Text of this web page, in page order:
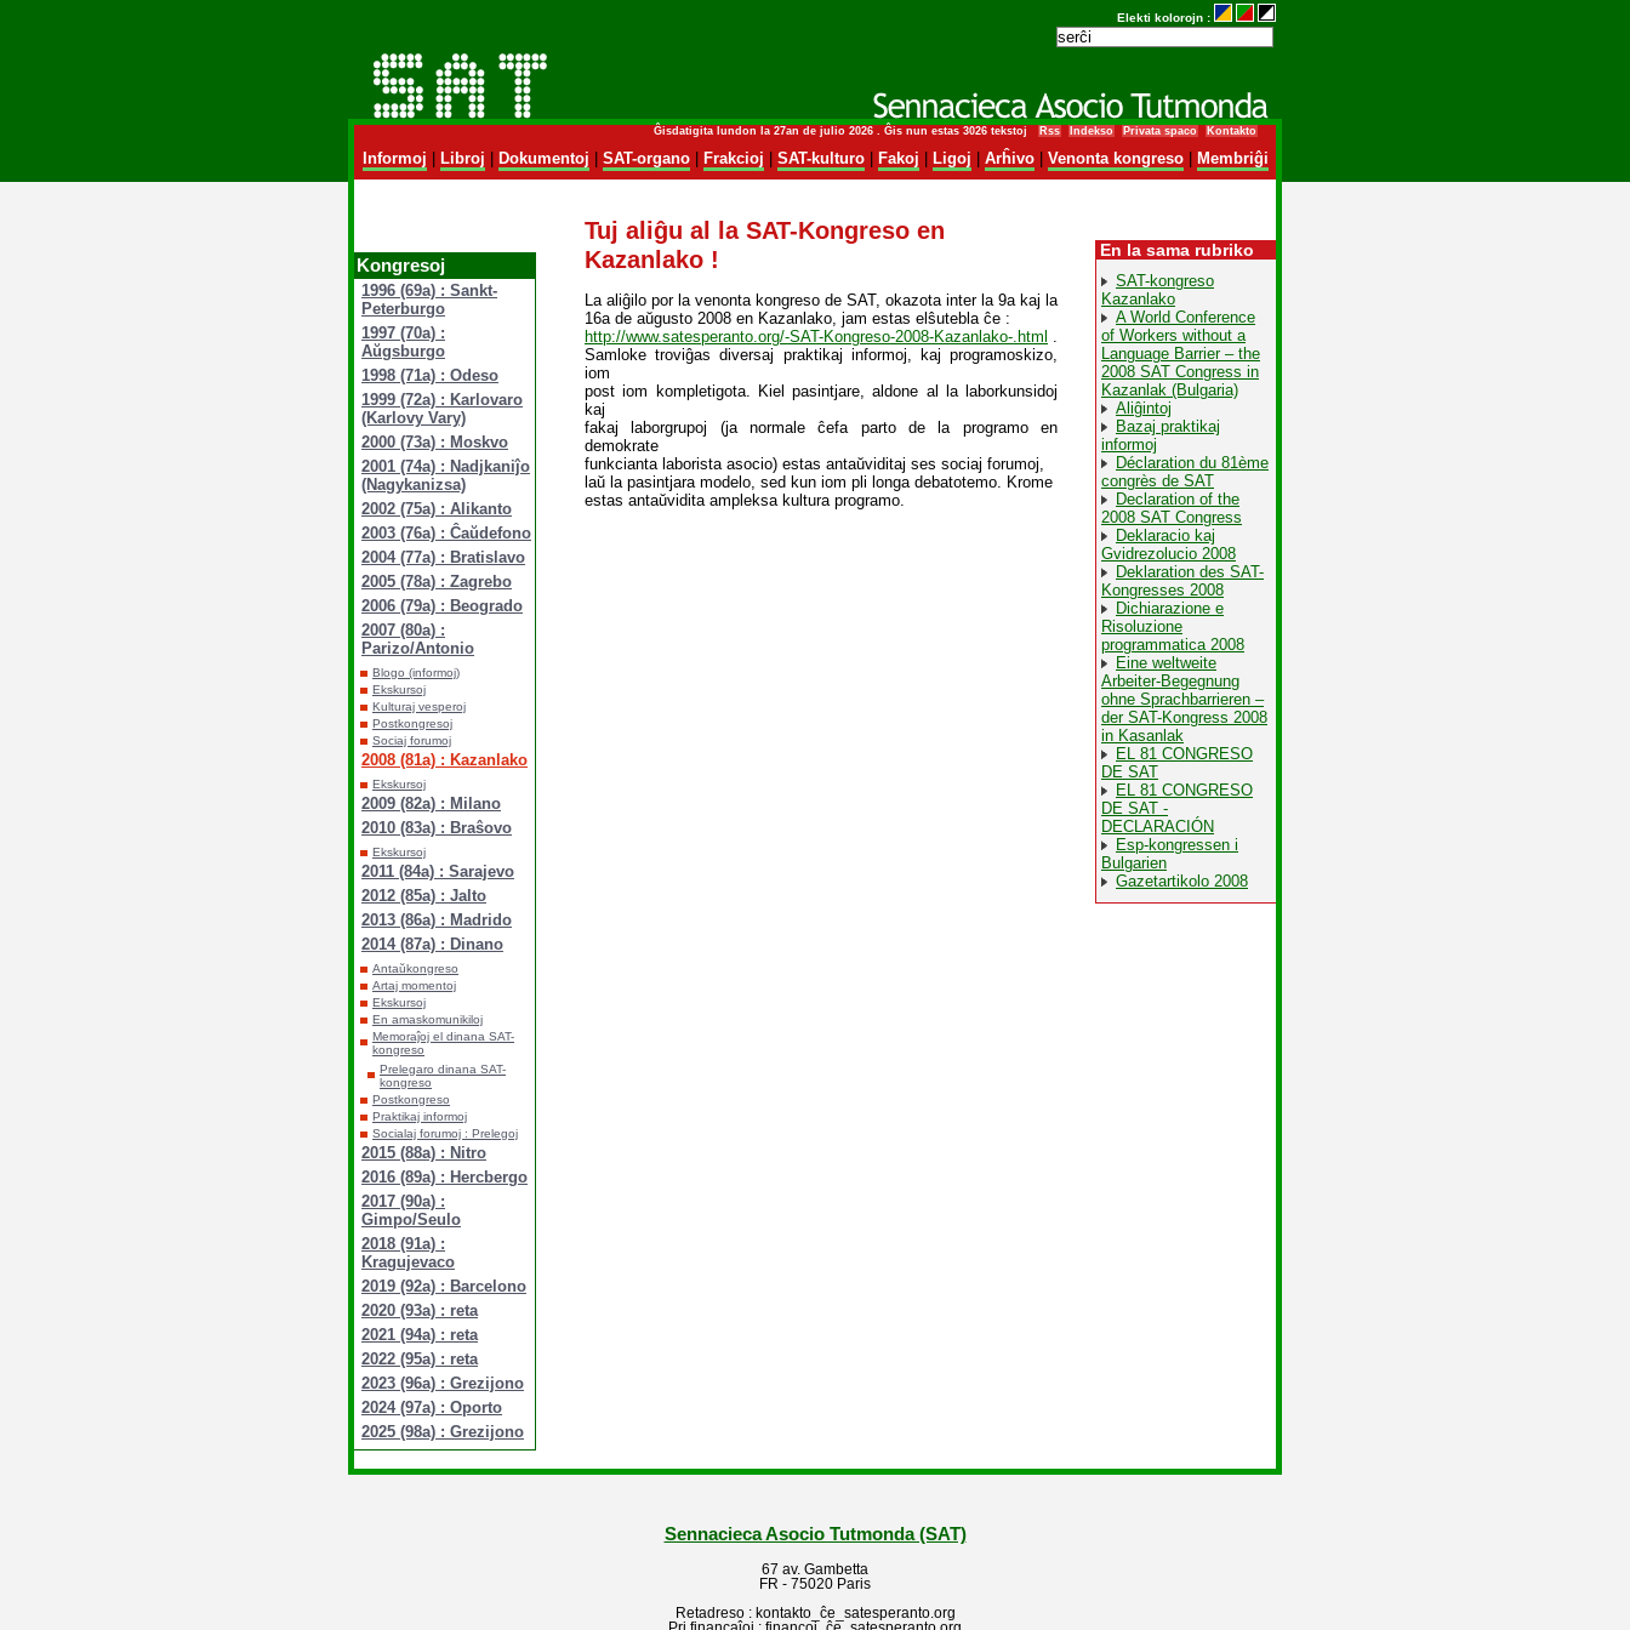
Elekti kolorojn :
Ĝisdatigita lundon la 27an de julio 2026 . Ĝis nun estas 3026 tekstoj Rss Indekso Privata spaco Kontakto
Informoj Libroj Dokumentoj SAT-organo| Frakcioj SAT-kulturo| Fakoj Ligoj Arĥivo| Venonta kongreso| Membriĝi
Kongresoj
1996 (69a) : Sankt-
Peterburgo
1997 (70a) :
Aŭgsburgo
1998 (71a) : Odeso
1999 (72a) : Karlovaro
(Karlovy Vary)
2000 (73a) : Moskvo
2001 (74a) : Nadjkaniĵo
(Nagykanizsa)
2002 (75a) : Alikanto
2003 (76a) : Ĉaŭdefono
2004 (77a) : Bratislavo
2005 (78a) : Zagrebo
2006 (79a) : Beogrado
2007 (80a) :
Parizo/Antonio
Blogo (informoj)
Ekskursoj
Kulturaj vesperoj
Postkongresoj
Sociaj forumoj
2008 (81a) : Kazanlako
Ekskursoj
2009 (82a) : Milano
2010 (83a) : Braŝovo
Ekskursoj
2011 (84a) : Sarajevo
2012 (85a) : Jalto
2013 (86a) : Madrido
2014 (87a) : Dinano
Antaŭkongreso
Artaj momentoj
Ekskursoj
En amaskomunikiloj
Memoraĵoj el dinana SAT-
kongreso
Prelegaro dinana SAT-
kongreso
Postkongreso
Praktikaj informoj
Socialaj forumoj : Prelegoj
2015 (88a) : Nitro
2016 (89a) : Hercbergo
2017 (90a) :
Gimpo/Seulo
2018 (91a) :
Kragujevaco
2019 (92a) : Barcelono
2020 (93a) : reta
2021 (94a) : reta
2022 (95a) : reta
2023 (96a) : Grezijono
2024 (97a) : Oporto
2025 (98a) : Grezijono
En la sama rubriko
SAT-kongreso
Kazanlako
A World Conference
of Workers without a
Language Barrier – the
2008 SAT Congress in
Kazanlak (Bulgaria)
Aliĝintoj
Bazaj praktikaj
informoj
Déclaration du 81ème
congrès de SAT
Declaration of the
2008 SAT Congress
Deklaracio kaj
Gvidrezolucio 2008
Deklaration des SAT-
Kongresses 2008
Dichiarazione e
Risoluzione
programmatica 2008
Eine weltweite
Arbeiter-Begegnung
ohne Sprachbarrieren –
der SAT-Kongress 2008
in Kasanlak
EL 81 CONGRESO
DE SAT
EL 81 CONGRESO
DE SAT -
DECLARACIÓN
Esp-kongressen i
Bulgarien
Gazetartikolo 2008
Tuj aliĝu al la SAT-Kongreso en
Kazanlako !
La aliĝilo por la venonta kongreso de SAT, okazota inter la 9a kaj la
16a de aŭgusto 2008 en Kazanlako, jam estas elŝutebla ĉe :
http://www.satesperanto.org/-SAT-Kongreso-2008-Kazanlako-.html
Samloke troviĝas diversaj praktikaj informoj, kaj programoskizo,
iom
post iom kompletigota. Kiel pasintjare, aldone al la laborkunsidoj
kaj
fakaj laborgrupoj (ja normale ĉefa parto de la programo en
demokrate
funkcianta laborista asocio) estas antaŭviditaj ses sociaj forumoj,
laŭ la pasintjara modelo, sed kun iom pli longa debatotemo. Krome
estas antaŭvidita ampleksa kultura programo.
Sennacieca Asocio Tutmonda (SAT)
67 av. Gambetta
FR - 75020 Paris
Retadreso : kontakto_ĉe_satesperanto.org